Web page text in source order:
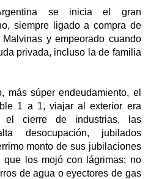
se inicia el gran
siempre ligado a compra de
y empeorado cuando
privada, incluso la de familia
más súper endeudamiento, el
1 a 1, viajar al exterior era
el cierre de industrias, las
desocupación, jubilados
monto de sus jubilaciones
que los mojó con lágrimas; no
de agua o eyectores de gas